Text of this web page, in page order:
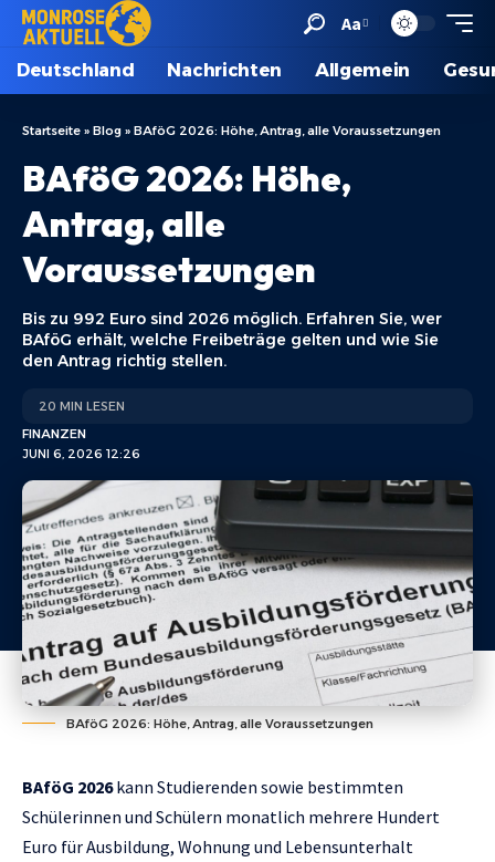
Aa
Deutschland Nachrichten Allgemein
Startseite » Blog » BAföG 2026: Höhe, Antrag, alle Voraussetzungen
BAföG 2026: Höhe,
Antrag, alle
Voraussetzungen
Bis zu 992 Euro sind 2026 möglich. Erfahren Sie, wer
BAföG erhält, welche Freibeträge gelten und wie Sie
den Antrag richtig stellen.
JUNI 6, 2026 12:26
FINANZEN
20 MIN LESEN
BAföG 2026: Höhe, Antrag, alle Voraussetzungen
BAföG 2026kann Studierenden sowie bestimmten
Schülerinnen und Schülern monatlich mehrere Hundert
Euro für Ausbildung, Wohnung und Lebensunterhalt